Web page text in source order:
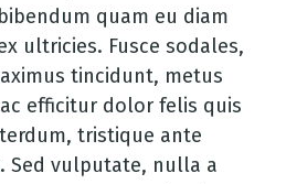
quam eu diam
ultricies. Fusce sodales,
tincidunt, metus
efficitur dolor felis quis
tristique ante
Sed vulputate, nulla a